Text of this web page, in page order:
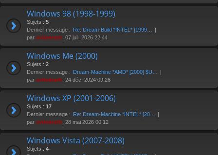
Windows 98 (1998-1999)
Sujets : 5
Dernier message : Re: Dream-Build *INTEL* [1999…
par eviledeath , 07 juil. 2026 22:44
Windows Me (2000)
Sujets : 2
Dernier message : Dream-Machine *AMD* [2000] $U…
par eviledeath , 24 déc. 2024 09:26
Windows XP (2001-2006)
Sujets : 17
Dernier message : Re: Dream-Machine *INTEL* [20…
par eviledeath , 28 mai 2026 00:12
Windows Vista (2007-2008)
Sujets : 4